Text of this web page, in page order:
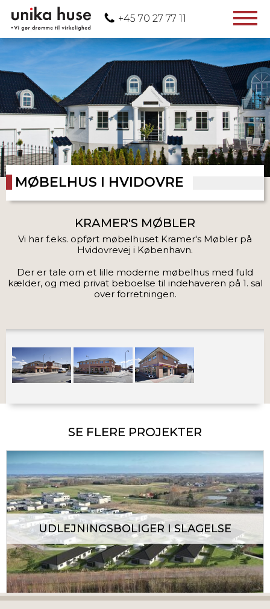
+45 70 27 77 11
VELKOMMEN
PROFIL
AKTUELLE PROJEKTER
TIDLIGERE PROJEKTER
MØBELHUS I HVIDOVRE
KRAMER'S MØBLER
Vi har f.eks. opført møbelhuset Kramer's Møbler på
Hvidovrevej i København.
Der er tale om et lille moderne møbelhus med fuld
kælder, og med privat beboelse til indehaveren på 1. sal
over forretningen.
SE FLERE PROJEKTER
UDLEJNINGSBOLIGER I SLAGELSE